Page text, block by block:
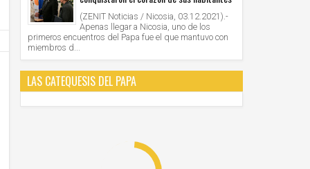
(ZENIT Noticias / Nicosia, 03.12.2021).-
Apenas llegar a Nicosia, uno de los
primeros encuentros del Papa fue el que mantuvo con
miembros d...
LAS CATEQUESIS DEL PAPA